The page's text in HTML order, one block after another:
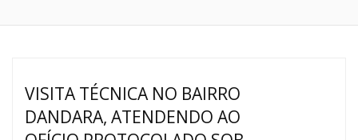
VISITA TÉCNICA NO BAIRRO
DANDARA, ATENDENDO AO